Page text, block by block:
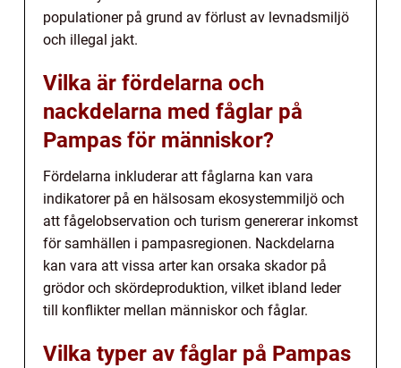
populationer på grund av förlust av levnadsmiljö
och illegal jakt.
Vilka är fördelarna och
nackdelarna med fåglar på
Pampas för människor?
Fördelarna inkluderar att fåglarna kan vara
indikatorer på en hälsosam ekosystemmiljö och
att fågelobservation och turism genererar inkomst
för samhällen i pampasregionen. Nackdelarna
kan vara att vissa arter kan orsaka skador på
grödor och skördeproduktion, vilket ibland leder
till konflikter mellan människor och fåglar.
Vilka typer av fåglar på Pampas